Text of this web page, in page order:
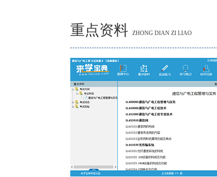
重点资料 ZHONG DIAN ZI LIAO